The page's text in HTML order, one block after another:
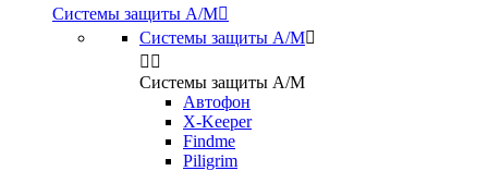
Системы защиты А/М
Системы защиты А/М
 
Системы защиты А/М
Автофон
X-Keeper
Findme
Piligrim